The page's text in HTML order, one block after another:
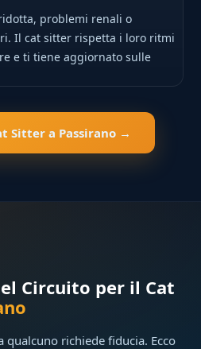
problemi renali o
Il cat sitter rispetta i loro ritmi
e ti tiene aggiornato sulle
Sitter a Passirano →
Circuito per il Cat
qualcuno richiede fiducia. Ecco